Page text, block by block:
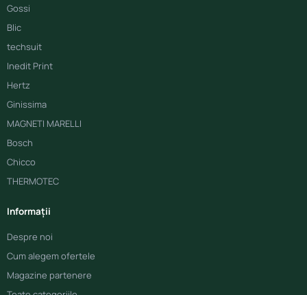
Gossi
Blic
techsuit
Inedit Print
Hertz
Ginissima
MAGNETI MARELLI
Bosch
Chicco
THERMOTEC
Informații
Despre noi
Cum alegem ofertele
Magazine partenere